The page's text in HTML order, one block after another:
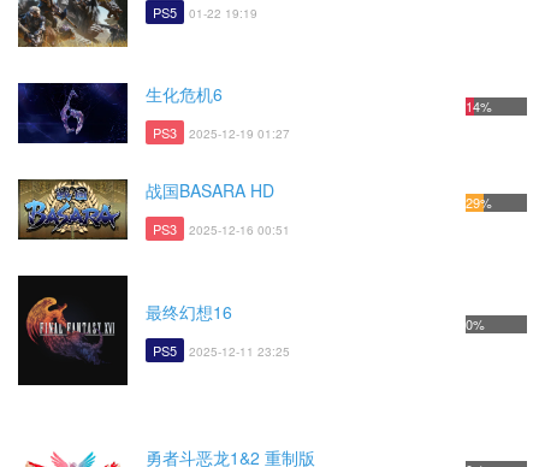
PS5 01-22 19:19
生化危机6
PS3 2025-12-19 01:27
14%
战国BASARA HD
PS3 2025-12-16 00:51
29%
最终幻想16
PS5 2025-12-11 23:25
0%
勇者斗恶龙1&2 重制版